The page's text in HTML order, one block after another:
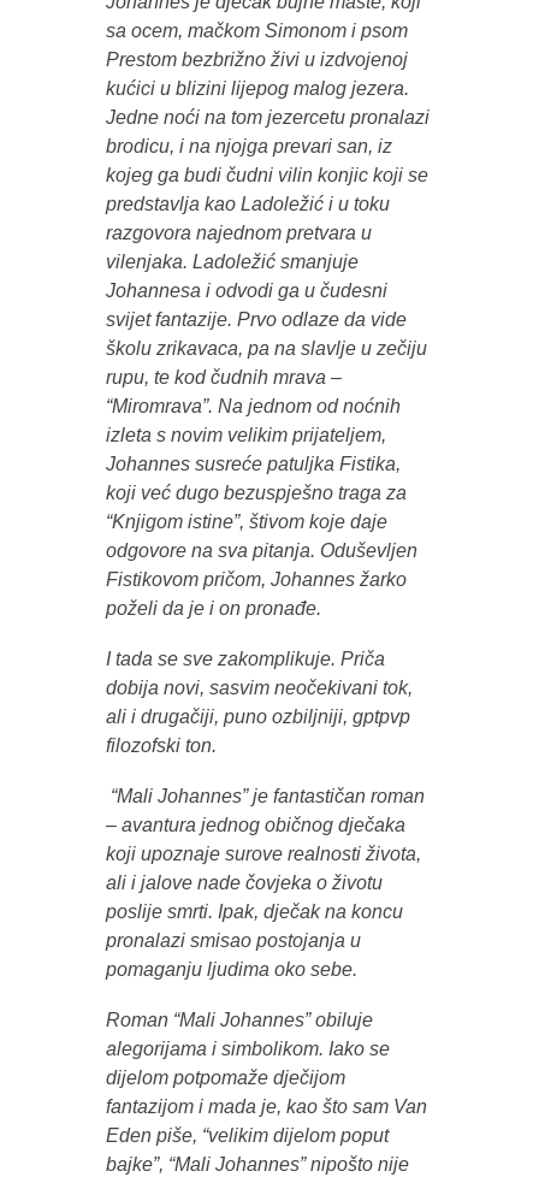
sa ocem, mačkom Simonom i psom
Prestom bezbrižno živi u izdvojenoj
kućici u blizini lijepog malog jezera.
Jedne noći na tom jezercetu pronalazi
brodicu, i na njojga prevari san, iz
kojeg ga budi čudni vilin konjic koji se
predstavlja kao Ladoležić i u toku
razgovora najednom pretvara u
vilenjaka. Ladoležić smanjuje
Johannesa i odvodi ga u čudesni
svijet fantazije. Prvo odlaze da vide
školu zrikavaca, pa na slavlje u zečiju
rupu, te kod čudnih mrava –
“Miromrava”. Na jednom od noćnih
izleta s novim velikim prijateljem,
Johannes susreće patuljka Fistika,
koji već dugo bezuspješno traga za
“Knjigom istine”, štivom koje daje
odgovore na sva pitanja. Oduševljen
Fistikovom pričom, Johannes žarko
poželi da je i on pronađe.
I tada se sve zakomplikuje. Priča
dobija novi, sasvim neočekivani tok,
ali i drugačiji, puno ozbiljniji, gptpvp
filozofski ton.
“Mali Johannes” je fantastičan roman
– avantura jednog običnog dječaka
koji upoznaje surove realnosti života,
ali i jalove nade čovjeka o životu
poslije smrti. Ipak, dječak na koncu
pronalazi smisao postojanja u
pomaganju ljudima oko sebe.
Roman “Mali Johannes” obiluje
alegorijama i simbolikom. Iako se
dijelom potpomaže dječijom
fantazijom i mada je, kao što sam Van
Eden piše, “velikim dijelom poput
bajke”, “Mali Johannes” nipošto nije